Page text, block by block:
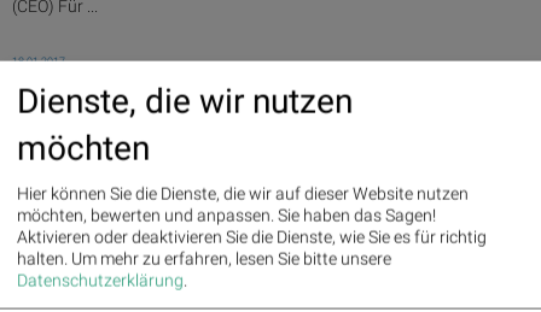
(CEO) Für ...
18.01.2017
Inbox: S&P erhöht conwert-Rating auf BBB+
... im ATX. Thomas Doll (CFO)Clemens Billek (IR) Wolfgang Beck
(CEO) Für ...
05.01.2017
Inbox: conwert will auf a.o. HV Satzung ändern und den
Verwaltungsrat wählen
... im ATX. Thomas Doll (CFO)
Dienste, die wir nutzen
möchten
Hier können Sie die Dienste, die wir auf dieser Website nutzen
möchten, bewerten und anpassen. Sie haben das Sagen!
Aktivieren oder deaktivieren Sie die Dienste, wie Sie es für richtig
halten. Um mehr zu erfahren, lesen Sie bitte unsere
Datenschutzerklärung.